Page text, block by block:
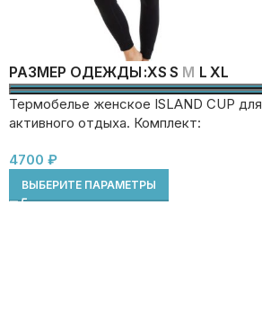
РАЗМЕР ОДЕЖДЫ XS S M L XL
Термобелье женское ISLAND CUP для
активного отдыха. Комплект:
4700 ₽
ВЫБЕРИТЕ ПАРАМЕТРЫ